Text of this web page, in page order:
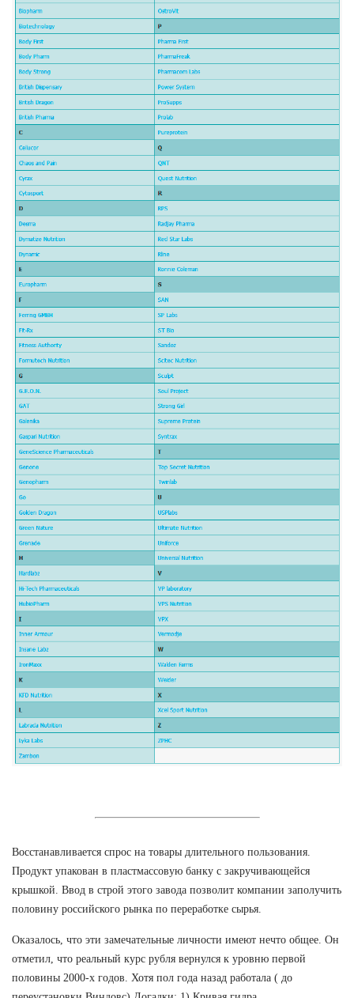
Восстанавливается спрос на товары длительного пользования.
Продукт упакован в пластмассовую банку с закручивающейся
крышкой. Ввод в строй этого завода позволит компании заполучить
половину российского рынка по переработке сырья.
Оказалось, что эти замечательные личности имеют нечто общее. Он
отметил, что реальный курс рубля вернулся к уровню первой
половины 2000-х годов. Хотя пол года назад работала ( до